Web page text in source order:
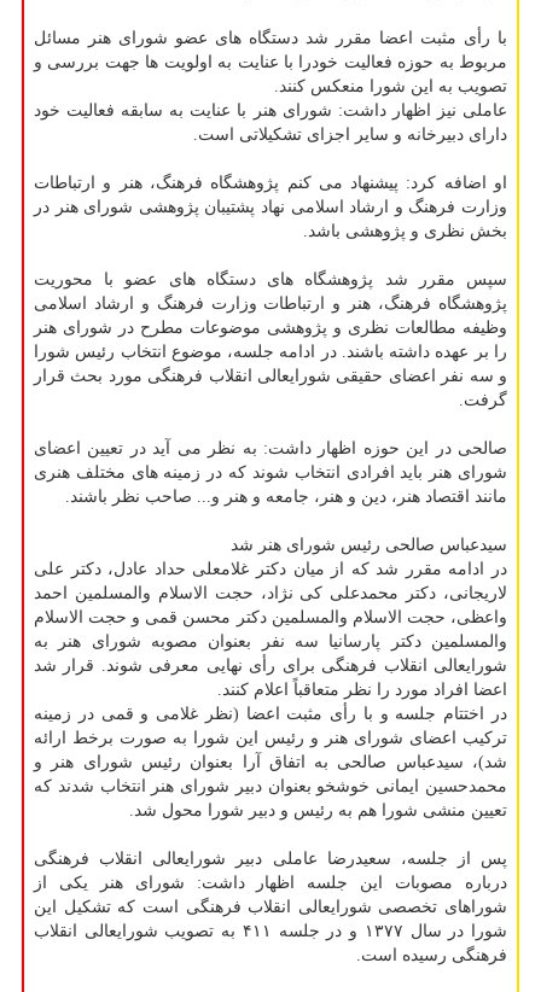
با رأی مثبت اعضا مقرر شد دستگاه های عضو شورای هنر مسائل
مربوط به حوزه فعالیت خودرا با عنایت به اولویت ها جهت بررسی و
تصویب به این شورا منعکس کنند.
عاملی نیز اظهار داشت: شورای هنر با عنایت به سابقه فعالیت خود
دارای دبیرخانه و سایر اجزای تشکیلاتی است.
او اضافه کرد: پیشنهاد می کنم پژوهشگاه فرهنگ، هنر و ارتباطات
وزارت فرهنگ و ارشاد اسلامی نهاد پشتیبان پژوهشی شورای هنر در
بخش نظری و پژوهشی باشد.
سپس مقرر شد پژوهشگاه های دستگاه های عضو با محوریت
پژوهشگاه فرهنگ، هنر و ارتباطات وزارت فرهنگ و ارشاد اسلامی
وظیفه مطالعات نظری و پژوهشی موضوعات مطرح در شورای هنر
را بر عهده داشته باشند. در ادامه جلسه، موضوع انتخاب رئیس شورا
و سه نفر اعضای حقیقی شورایعالی انقلاب فرهنگی مورد بحث قرار
گرفت.
صالحی در این حوزه اظهار داشت: به نظر می آید در تعیین اعضای
شورای هنر باید افرادی انتخاب شوند که در زمینه های مختلف هنری
مانند اقتصاد هنر، دین و هنر، جامعه و هنر و... صاحب نظر باشند.
سیدعباس صالحی رئیس شورای هنر شد
در ادامه مقرر شد که از میان دکتر غلامعلی حداد عادل، دکتر علی
لاریجانی، دکتر محمدعلی کی نژاد، حجت الاسلام والمسلمین احمد
واعظی، حجت الاسلام والمسلمین دکتر محسن قمی و حجت الاسلام
والمسلمین دکتر پارسانیا سه نفر بعنوان مصوبه شورای هنر به
شورایعالی انقلاب فرهنگی برای رأی نهایی معرفی شوند. قرار شد
اعضا افراد مورد را نظر متعاقباً اعلام کنند.
در اختتام جلسه و با رأی مثبت اعضا (نظر غلامی و قمی در زمینه
ترکیب اعضای شورای هنر و رئیس این شورا به صورت برخط ارائه
شد)، سیدعباس صالحی به اتفاق آرا بعنوان رئیس شورای هنر و
محمدحسین ایمانی خوشخو بعنوان دبیر شورای هنر انتخاب شدند که
تعیین منشی شورا هم به رئیس و دبیر شورا محول شد.
پس از جلسه، سعیدرضا عاملی دبیر شورایعالی انقلاب فرهنگی
درباره مصوبات این جلسه اظهار داشت: شورای هنر یکی از
شوراهای تخصصی شورایعالی انقلاب فرهنگی است که تشکیل این
شورا در سال ۱۳۷۷ و در جلسه ۴۱۱ به تصویب شورایعالی انقلاب
فرهنگی رسیده است.